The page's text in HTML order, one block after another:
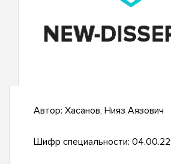
Автор: Хасанов, Нияз Аязович
Шифр специальности: 04.00.22